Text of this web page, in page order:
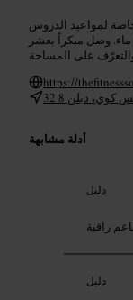
لمواعيد الدروس
وصل مبكراً بعشر
https://
أدلة مشابهة
دليل
راقية
دليل